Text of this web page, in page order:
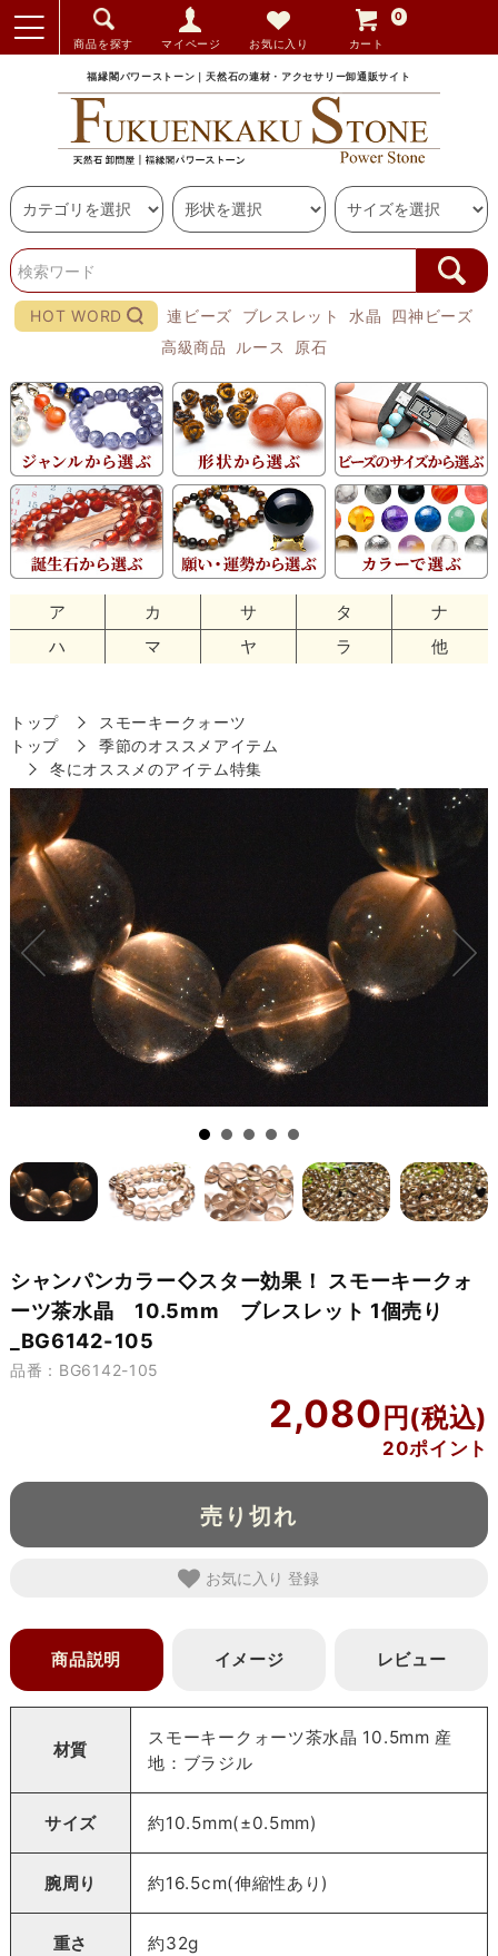
商品を探す マイページ お気に入り カート
0
福縁閣パワーストーン｜天然石の連材・アクセサリー卸通販サイト
HOT WORD 連ビーズ ブレスレット 水晶
四神ビーズ
高級商品
ルース 原石
ア カ サ タ
ナ
ハ
マ ヤ ラ 他
トップ
スモーキークォーツ
トップ
季節のオススメアイテム
冬にオススメのアイテム特集
シャンパンカラー◇スター効果！ スモーキークォ
ーツ茶水晶 10.5mm ブレスレット 1個売り
_BG6142-105
品番：BG6142-105
2,080
20ポイント
売り切れ
お気に入り
商品説明 イメージ レビュー
材質
スモーキークォーツ茶水晶 10.5mm 産
地：ブラジル
サイズ 約10.5mm(±0.5mm)
腕周り 約16.5cm(伸縮性あり)
重さ 約32g